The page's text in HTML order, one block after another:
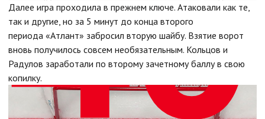
Далее игра проходила в прежнем ключе. Атаковали как те,
так и другие, но за 5 минут до конца второго
периода «Атлант» забросил вторую шайбу. Взятие ворот
вновь получилось совсем необязательным. Кольцов и
Радулов заработали по второму зачетному баллу в свою
копилку.